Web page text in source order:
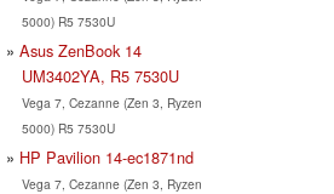
5000) R5 7530U
Asus ZenBook 14
UM3402YA, R5 7530U
Vega 7, Cezanne (Zen 3, Ryzen
5000) R5 7530U
HP Pavilion 14-ec1871nd
Vega 7, Cezanne (Zen 3, Ryzen